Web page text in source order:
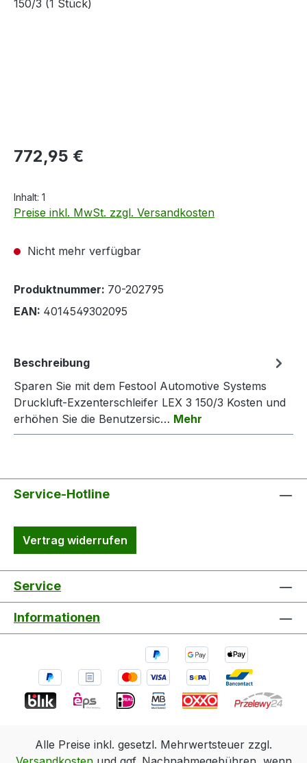
Regulärer Preis:
772,95 €
Inhalt: 1
Preise inkl. MwSt. zzgl. Versandkosten
Nicht mehr verfügbar
Produktnummer: 70-202795
EAN: 4014549302095
Beschreibung
Sparen Sie mit dem Festool Automotive Systems
Druckluft-Exzenterschleifer LEX 3 150/3 Kosten und
erhöhen Sie die Benutzersic… Mehr
Service-Hotline
Vertrag widerrufen
Service
Informationen
Alle Preise inkl. gesetzl. Mehrwertsteuer zzgl.